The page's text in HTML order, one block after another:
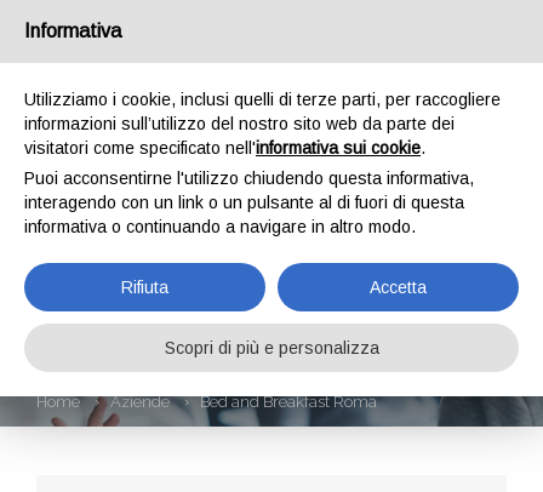
BED AND
BREAKFAST ROMA
Home Aziende Bed and Breakfast Roma
Informativa
Utilizziamo i cookie, inclusi quelli di terze parti, per raccogliere
informazioni sull’utilizzo del nostro sito web da parte dei
visitatori come specificato nell'informativa sui cookie.
Puoi acconsentirne l'utilizzo chiudendo questa informativa,
interagendo con un link o un pulsante al di fuori di questa
informativa o continuando a navigare in altro modo.
Rifiuta Accetta
Scopri di più e personalizza